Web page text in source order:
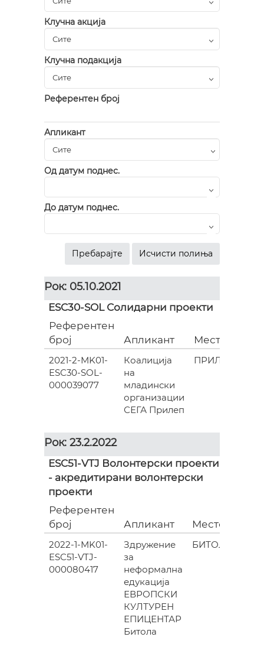
Клучна акција
Клучна подакција
Референтен број
Апликант
Од датум поднес.
До датум поднес.
Рок: 05.10.2021
ESC30-SOL Солидарни проекти
Референтен
број
Апликант Место
2021-2-MK01-
ESC30-SOL-
000039077
Коалиција
на
младински
организации
СЕГА Прилеп
ПРИЛЕП
Рок: 23.2.2022
ESC51-VTJ Волонтерски проекти
- акредитирани волонтерски
проекти
Референтен
број
Апликант Место
2022-1-MK01-
ESC51-VTJ-
000080417
Здружение
за
неформална
едукација
ЕВРОПСКИ
КУЛТУРЕН
ЕПИЦЕНТАР
Битола
БИТОЛА